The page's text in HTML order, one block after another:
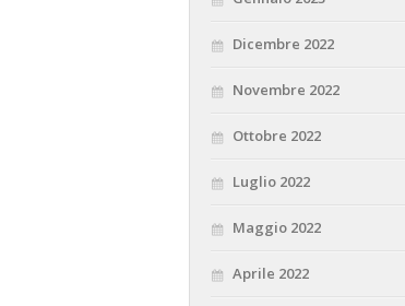
Dicembre 2022
Novembre 2022
Ottobre 2022
Luglio 2022
Maggio 2022
Aprile 2022